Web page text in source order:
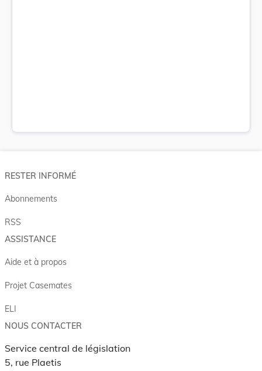
RESTER INFORMÉ
Abonnements
RSS
ASSISTANCE
Aide et à propos
Projet Casemates
ELI
NOUS CONTACTER
Service central de législation
5, rue Plaetis